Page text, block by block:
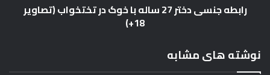
ن
(
2
7
رابطه جنسی دختر 27 ساله با خوک در تختخواب (تصاویر
18+)
نوشته های مشابه